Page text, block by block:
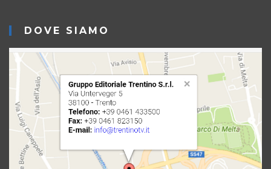
DOVE SIAMO